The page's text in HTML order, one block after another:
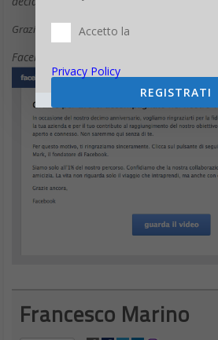
Grazie ancora,
Facebook”
Francesco Marino
Accetto la
Privacy Policy
REGISTRATI